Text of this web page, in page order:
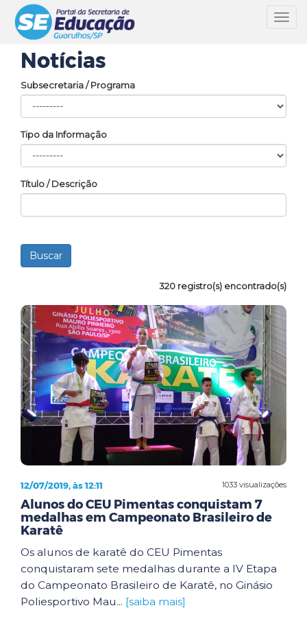
Notícias
Subsecretaria / Programa
Tipo da Informação
Título / Descrição
320 registro(s) encontrado(s)
1033 visualizações
12/07/2019, às 12:11
Alunos do CEU Pimentas conquistam 7
medalhas em Campeonato Brasileiro de
Karatê
Os alunos de karatê do CEU Pimentas
conquistaram sete medalhas durante a IV Etapa
do Campeonato Brasileiro de Karatê, no Ginásio
Poliesportivo Mau... [saiba mais]